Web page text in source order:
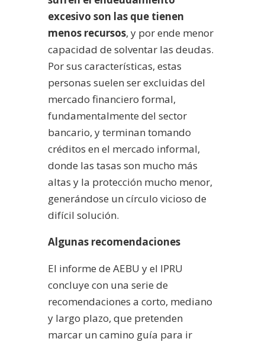
excesivo son las que tienen
menos recursos, y por ende menor
capacidad de solventar las deudas.
Por sus características, estas
personas suelen ser excluidas del
mercado financiero formal,
fundamentalmente del sector
bancario, y terminan tomando
créditos en el mercado informal,
donde las tasas son mucho más
altas y la protección mucho menor,
generándose un círculo vicioso de
difícil solución.
Algunas recomendaciones
El informe de AEBU y el IPRU
concluye con una serie de
recomendaciones a corto, mediano
y largo plazo, que pretenden
marcar un camino guía para ir